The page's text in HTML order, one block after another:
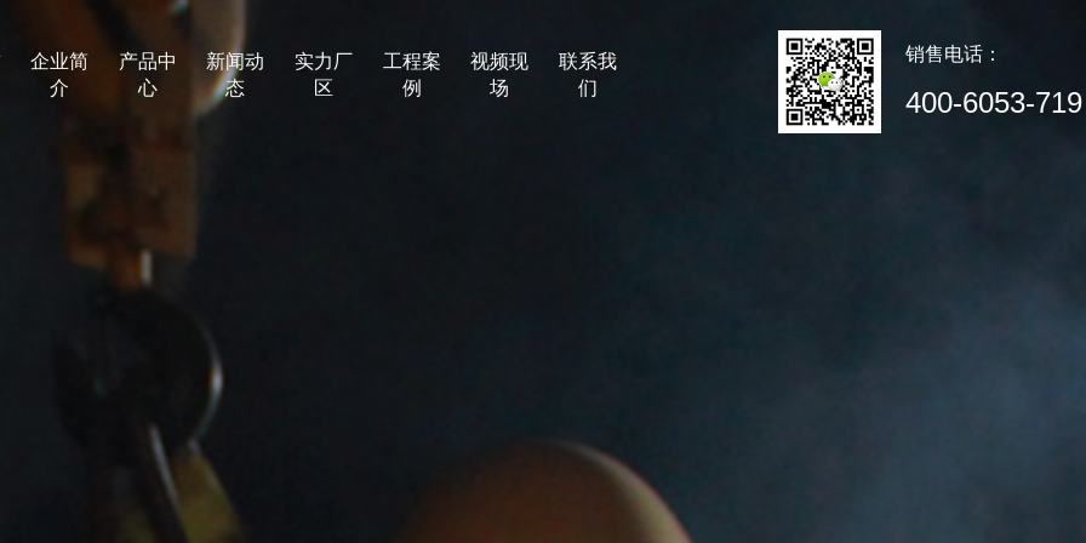
企业简
介
产品中
心
新闻动
态
实力厂
区
工程案
例
视频现
场
联系我
们
销售电话：
400-6053-719